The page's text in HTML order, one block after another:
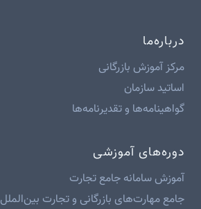
درباره‌ما
مرکز آموزش بازرگانی
اساتید سازمان
گواهینامه‌ها و تقدیرنامه‌ها
دوره‌های آموزشی
آموزش سامانه جامع تجارت
جامع مهارت‌های بازرگانی و تجارت بین‌الملل